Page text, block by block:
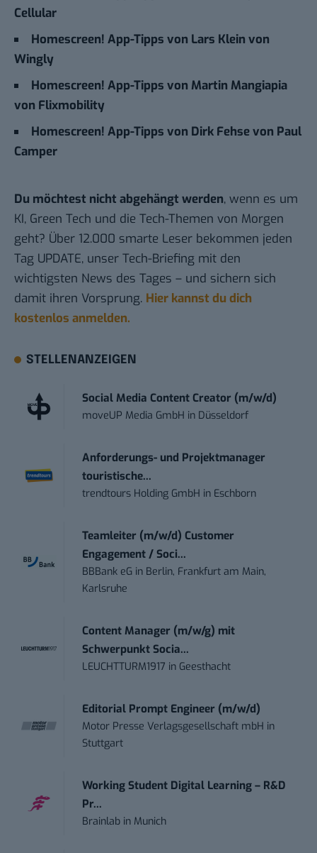
Cellular
Homescreen! App-Tipps von Lars Klein von
Wingly
Homescreen! App-Tipps von Martin Mangiapia
von Flixmobility
Homescreen! App-Tipps von Dirk Fehse von Paul
Camper
Du möchtest nicht abgehängt werden, wenn es um
KI, Green Tech und die Tech-Themen von Morgen
geht? Über 12.000 smarte Leser bekommen jeden
Tag UPDATE, unser Tech-Briefing mit den
wichtigsten News des Tages – und sichern sich
damit ihren Vorsprung. Hier kannst du dich
kostenlos anmelden.
STELLENANZEIGEN
Social Media Content Creator (m/w/d)
moveUP Media GmbH in Düsseldorf
Anforderungs- und Projektmanager
touristische...
trendtours Holding GmbH in Eschborn
Teamleiter (m/w/d) Customer
Engagement / Soci...
BBBank eG in Berlin, Frankfurt am Main,
Karlsruhe
Content Manager (m/w/g) mit
Schwerpunkt Socia...
LEUCHTTURM1917 in Geesthacht
Editorial Prompt Engineer (m/w/d)
Motor Presse Verlagsgesellschaft mbH in
Stuttgart
Working Student Digital Learning – R&D
Pr...
Brainlab in Munich